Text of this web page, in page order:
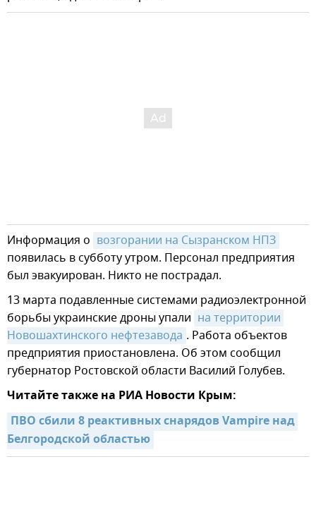
Информация о возгорании на Сызранском НПЗ
появилась в субботу утром. Персонал предприятия
был эвакуирован. Никто не пострадал.
13 марта подавленные системами радиоэлектронной
борьбы украинские дроны упали на территории
Новошахтинского нефтезавода . Работа объектов
предприятия приостановлена. Об этом сообщил
губернатор Ростовской области Василий Голубев.
Читайте также на РИА Новости Крым:
ПВО сбили 8 реактивных снарядов Vampire над
Белгородской областью